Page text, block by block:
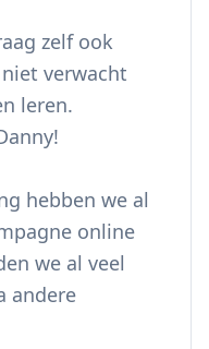
zelf ook
verwacht
leren.
hebben we al
online
we al veel
andere